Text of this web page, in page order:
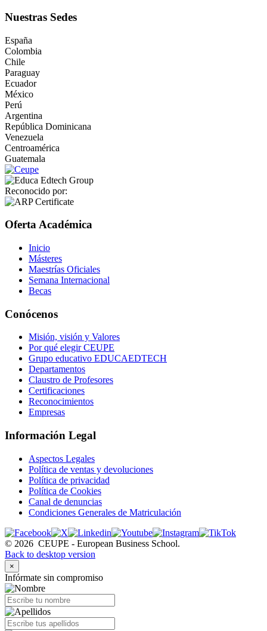
Nuestras Sedes
España
Colombia
Chile
Paraguay
Ecuador
México
Perú
Argentina
República Dominicana
Venezuela
Centroamérica
Guatemala
Reconocido por:
Oferta Académica
Inicio
Másteres
Maestrías Oficiales
Semana Internacional
Becas
Conócenos
Misión, visión y Valores
Por qué elegir CEUPE
Grupo educativo EDUCAEDTECH
Departamentos
Claustro de Profesores
Certificaciones
Reconocimientos
Empresas
Información Legal
Aspectos Legales
Política de ventas y devoluciones
Política de privacidad
Política de Cookies
Canal de denuncias
Condiciones Generales de Matriculación
© 2026 CEUPE - European Business School.
Back to desktop version
×
Infórmate sin compromiso